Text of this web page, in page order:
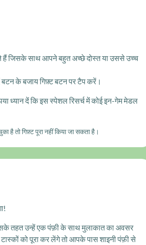
हैं जिसके साथ आपने बहुत अच्छे दोस्त या उससे उच्च
बटन के बजाय गिफ़्ट बटन पर टैप करें।
ध्यान दें कि इस स्पेशल रिसर्च में कोई इन-गेम मेडल
है तो गिफ़्ट पूरा नहीं किया जा सकता है।
तहत उन्हें एक पंफ़ी के साथ मुलाकात का अवसर
को पूरा कर लेंगे तो आपके पास शाइनी पंफ़ी से